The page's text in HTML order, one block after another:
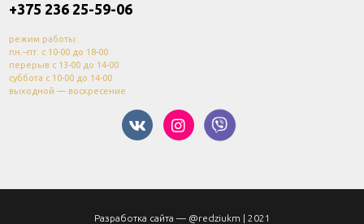
+375 236 25-59-06
режим работы:
пн.–пт. с 10-00 до 18-00
перерыв с 13-00 до 14-00
суббота с 10-00 до 14-00
выходной — воскресение
Разработка сайта — @redziukm | 2021